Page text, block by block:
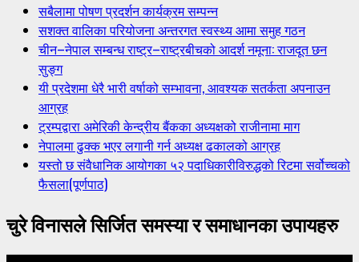
सबैलामा पोषण प्रदर्शन कार्यक्रम सम्पन्न
सशक्त वालिका परियोजना अन्तरगत स्वस्थ्य आमा समुह गठन
चीन–नेपाल सम्बन्ध राष्ट्र–राष्ट्रबीचको आदर्श नमूना: राजदूत छन
सुङ्ग
यी प्रदेशमा धेरै भारी वर्षाको सम्भावना, आवश्यक सतर्कता अपनाउन
आग्रह
ट्रम्पद्वारा अमेरिकी केन्द्रीय बैंकका अध्यक्षको राजीनामा माग
नेपालमा ढुक्क भएर लगानी गर्न अध्यक्ष ढकालको आग्रह
यस्तो छ संवैधानिक आयोगका ५२ पदाधिकारीविरुद्धको रिटमा सर्वोच्चको
फैसला(पूर्णपाठ)
चुरे विनासले सिर्जित समस्या र समाधानका उपायहरु